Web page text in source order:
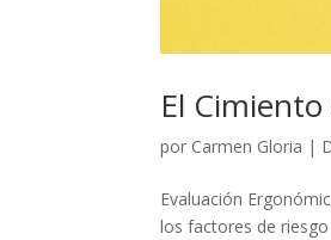
El
por Carmen Gloria |
Evaluación
los factores de